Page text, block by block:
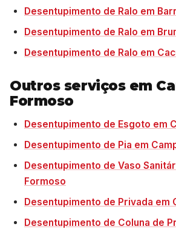
Desentupimento de Ralo em
Desentupimento de Ralo em
Desentupimento de Ralo em
Outros serviços em
Formoso
Desentupimento de Esgoto em
Desentupimento de Pia em
Desentupimento de Vaso
Formoso
Desentupimento de Privada em
Desentupimento de Coluna de